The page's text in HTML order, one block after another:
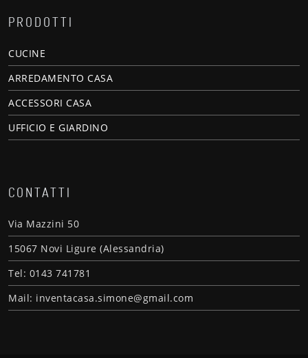
PRODOTTI
CUCINE
ARREDAMENTO CASA
ACCESSORI CASA
UFFICIO E GIARDINO
CONTATTI
Via Mazzini 50
15067 Novi Ligure (Alessandria)
Tel: 0143 741781
Mail: inventacasa.simone@gmail.com